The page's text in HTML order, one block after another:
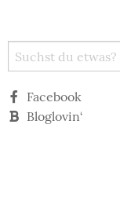
Facebook
Bloglovin‘